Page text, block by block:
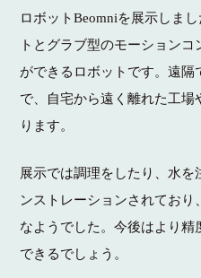
ロボットBeomniを展示しま
トとグラブ型のモーション
ができるロボットです。遠
で、自宅から遠く離れた工
ります。
展示では調理をしたり、水
ンストレーションされてお
なようでした。今後はより
できるでしょう。